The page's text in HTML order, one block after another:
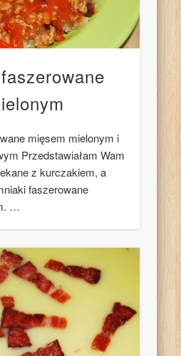
mięsem mielonym i
Przedstawiałam Wam
z kurczakiem, a
faszerowane
…